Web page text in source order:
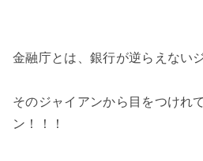
金融庁とは、銀行が逆らえない
そのジャイアンから目をつけれ
ン！！！